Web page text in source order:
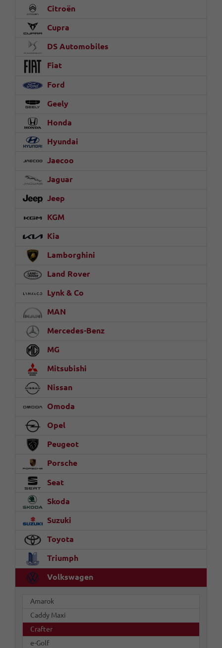
Citroën
Cupra
DS Automobiles
Fiat
Ford
Geely
Honda
Hyundai
Jaecoo
Jaguar
Jeep
KGM
Kia
Lamborghini
Land Rover
Lynk & Co
MAN
Mercedes-Benz
MG
Mitsubishi
Nissan
Omoda
Opel
Peugeot
Porsche
Seat
Skoda
Suzuki
Toyota
Triumph
Volkswagen
Amarok
Caddy Maxi
Crafter
e-Golf